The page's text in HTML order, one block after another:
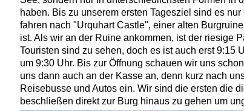
haben. Bis zu unserem ersten Tagesziel sind es
fahren nach "Urquhart Castle", einer alten
ist. Als wir an der Ruine ankommen, ist der riesige
Touristen sind zu sehen, doch es ist auch erst 9:15
um 9:30 Uhr. Bis zur Öffnung schauen wir uns
uns dann auch an der Kasse an, denn kurz nach
Reisebusse und Autos ein. Wir sind die ersten die
beschließen direkt zur Burg hinaus zu gehen um